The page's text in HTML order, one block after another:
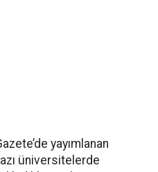
yayımlanan
üniversitelerde